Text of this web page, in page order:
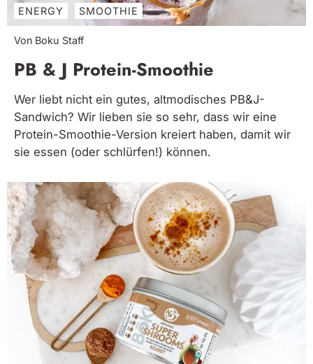
ENERGY
SMOOTHIE
Von Boku Staff
PB & J Protein-Smoothie
Wer liebt nicht ein gutes, altmodisches PB&J-
Sandwich? Wir lieben sie so sehr, dass wir eine
Protein-Smoothie-Version kreiert haben, damit wir
sie essen (oder schlürfen!) können.